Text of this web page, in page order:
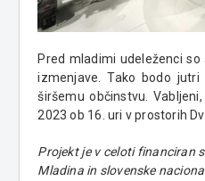
Pred mladimi udeleženci
izmenjave. Tako bodo
širšemu občinstvu.
2023 ob 16. uri v prostorih
Projekt je v celoti financiran
Mladina in slovenske